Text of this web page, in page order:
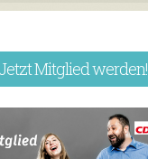
Jetzt Mitglied werden!